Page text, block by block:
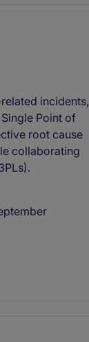
incidents,
Point of
root cause
collaborating